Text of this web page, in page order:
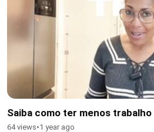
Saiba como ter menos
64 views•1 year ago